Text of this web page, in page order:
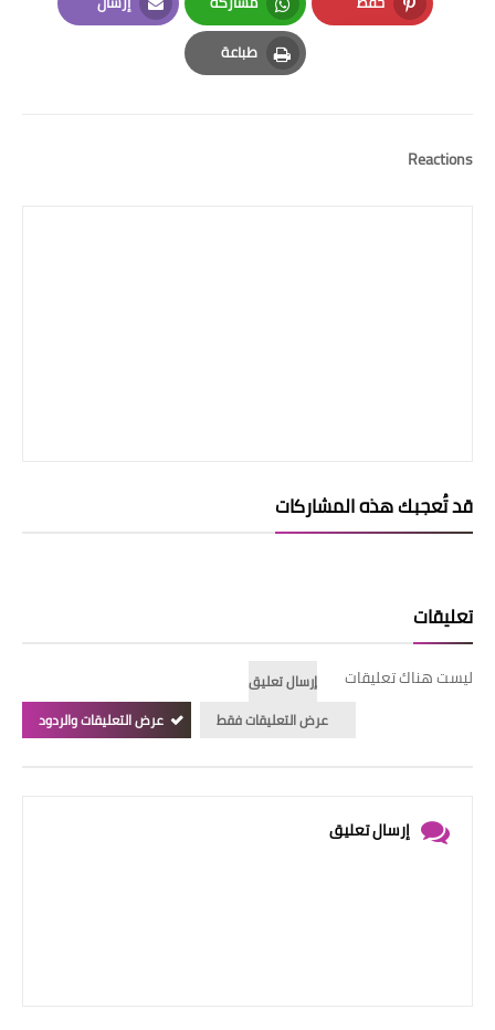
Pinterest
Whatsapp
Email
طباعة
Print
Reactions
قد تُعجبك هذه المشاركات
تعليقات
ليست هناك تعليقات
إرسال تعليق
عرض التعليقات فقط
عرض التعليقات والردود
إرسال تعليق